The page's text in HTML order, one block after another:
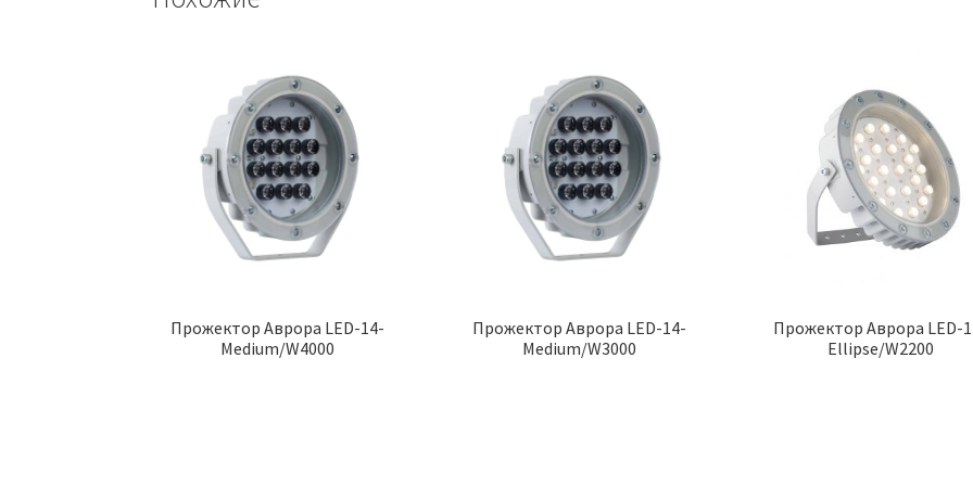
Прожектор Аврора LED-14-
Medium/W4000
Прожектор Аврора LED-14-
Medium/W3000
Прожектор Аврора LED-
Ellipse/W2200